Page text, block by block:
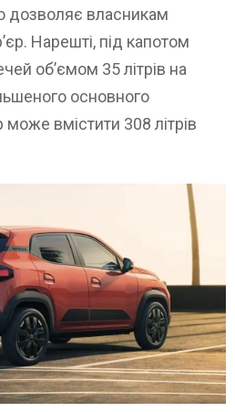
дозволяє власникам
Нарешті, під капотом
об’ємом 35 літрів на
основного
вмістити 308 літрів